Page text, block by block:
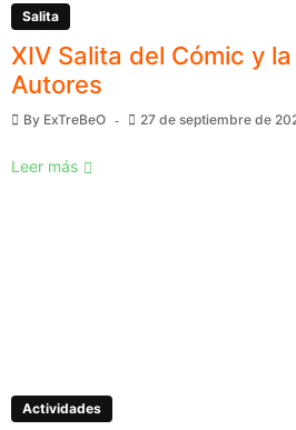
Salita
XIV Salita del Cómic y
Autores
By ExTreBeO 27 de septiembre de
Leer más
Actividades